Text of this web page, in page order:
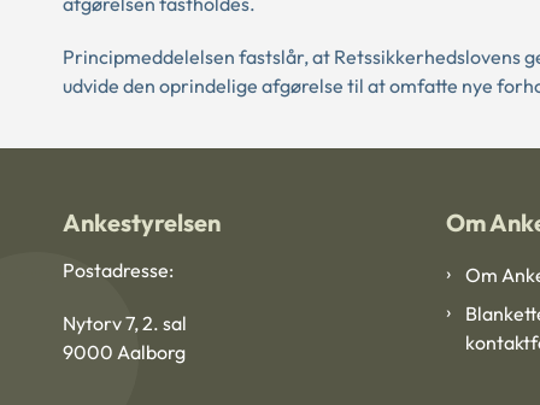
Principmeddelelsen fastslår, at Retssikkerhedslovens
udvide den oprindelige afgørelse til at omfatte nye
Ankestyrelsen
Postadresse:
Nytorv 7, 2. sal
9000 Aalborg
Om
Om